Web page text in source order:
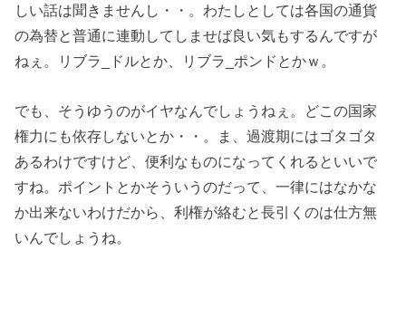
しい話は聞きませんし・・。わたしとしては各国の通貨
の為替と普通に連動してしませば良い気もするんですが
ねぇ。リブラ_ドルとか、リブラ_ポンドとかｗ。
でも、そうゆうのがイヤなんでしょうねぇ。どこの国家
権力にも依存しないとか・・。ま、過渡期にはゴタゴタ
あるわけですけど、便利なものになってくれるといいで
すね。ポイントとかそういうのだって、一律にはなかな
か出来ないわけだから、利権が絡むと長引くのは仕方無
いんでしょうね。